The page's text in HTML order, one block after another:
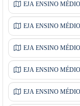
EJA ENSINO
EJA ENSINO
EJA ENSINO
EJA ENSINO
EJA ENSINO